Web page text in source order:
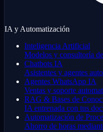
IA y Automatización
Inteligencia Artificial
Modelos y consultoría
Chatbots IA
Asistentes y agentes
Agentes WhatsApp IA
Ventas y soporte
RAG & Bases de
IA entrenada con tus
Automatización de
Ahorro de horas